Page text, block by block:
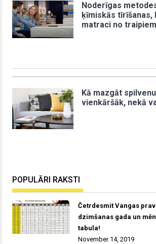
Noderīgas
ķīmiskās tīrīšanas,
matraci no traipiem
Kā mazgāt
vienkāršāk, nekā
POPULĀRI RAKSTI
Četrdesmit Vangas
dzimšanas gada un
tabula!
November 14, 2019